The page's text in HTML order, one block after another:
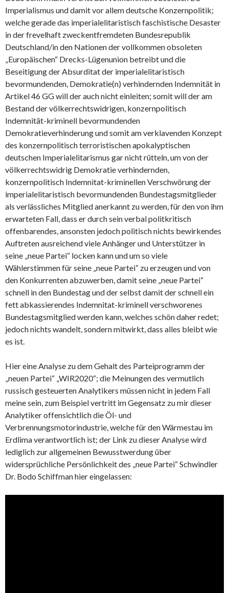
Imperialismus und damit vor allem deutsche Konzernpolitik;
welche gerade das imperialelitaristisch faschistische Desaster
in der frevelhaft zweckentfremdeten Bundesrepublik
Deutschland/in den Nationen der vollkommen obsoleten
„Europäischen“ Drecks-Lügenunion betreibt und die
Beseitigung der Absurditat der imperialelitaristisch
bevormundenden, Demokratie(n) verhindernden Indemnität in
Artikel 46 GG will der auch nicht einleiten; somit will der am
Bestand der völkerrechtswidrigen, konzernpolitisch
Indemnität-kriminell bevormundenden
Demokratieverhinderung und somit am verklavenden Konzept
des konzernpolitisch terroristischen apokalyptischen
deutschen Imperialelitarismus gar nicht rütteln, um von der
völkerrechtswidrig Demokratie verhindernden,
konzernpolitisch Indemnitat-kriminellen Verschwörung der
imperialelitaristisch bevormundenden Bundestagsmitglieder
als verlässliches Mitglied anerkannt zu werden, für den von ihm
erwarteten Fall, dass er durch sein verbal politkritisch
offenbarendes, ansonsten jedoch politisch nichts bewirkendes
Auftreten ausreichend viele Anhänger und Unterstützer in
seine „neue Partei“ locken kann und um so viele
Wählerstimmen für seine „neue Partei“ zu erzeugen und von
den Konkurrenten abzuwerben, damit seine „neue Partei“
schnell in den Bundestag und der selbst damit der schnell ein
fett abkassierendes Indemnitat-kriminell verschworenes
Bundestagsmitglied werden kann, welches schön daher redet;
jedoch nichts wandelt, sondern mitwirkt, dass alles bleibt wie
es ist.
Hier eine Analyse zu dem Gehalt des Parteiprogramm der
„neuen Partei“ „WIR2020“; die Meinungen des vermutlich
russisch gesteuerten Analytikers müssen nicht in jedem Fall
meine sein, zum Beispiel vertritt im Gegensatz zu mir dieser
Analytiker offensichtlich die Öl- und
Verbrennungsmotorindustrie, welche für den Wärmestau im
Erdlima verantwortlich ist; der Link zu dieser Analyse wird
lediglich zur allgemeinen Bewusstwerdung über
widersprüchliche Persönlichkeit des „neue Partei“ Schwindler
Dr. Bodo Schiffman hier eingelassen: